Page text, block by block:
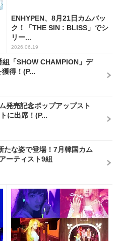
ENHYPEN、8月21日カムバッ
ク！「THE SIN : BLISS」でシ
リー...
2026.06.19
「SHOW CHAMPION」デ
得！(P...
発売記念ポップアップスト
に出席！(P...
たな姿で登場！7月韓国カム
ーティスト9組